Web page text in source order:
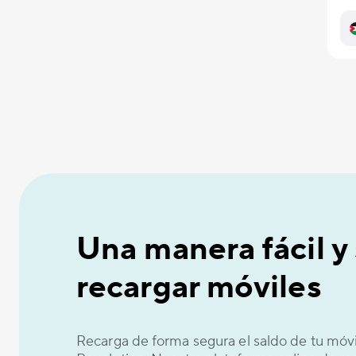
Una manera fácil
recargar móviles
Recarga de forma segura el saldo de tu